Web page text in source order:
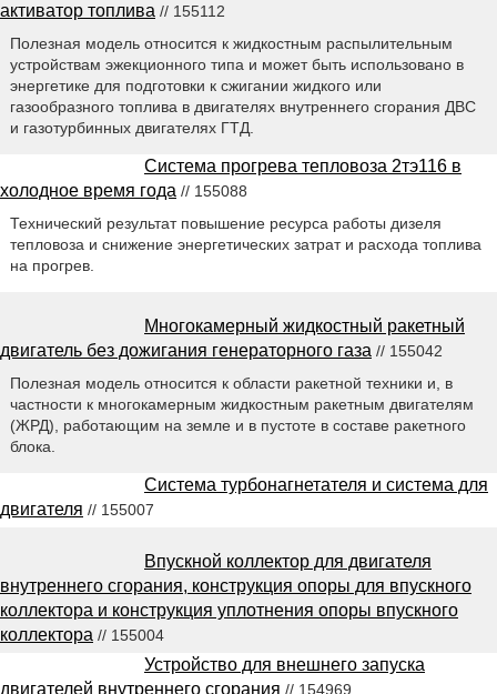
активатор топлива // 155112
Полезная модель относится к жидкостным распылительным
устройствам эжекционного типа и может быть использовано в
энергетике для подготовки к сжигании жидкого или
газообразного топлива в двигателях внутреннего сгорания ДВС
и газотурбинных двигателях ГТД.
Система прогрева тепловоза 2тэ116 в
холодное время года // 155088
Технический результат повышение ресурса работы дизеля
тепловоза и снижение энергетических затрат и расхода топлива
на прогрев.
Многокамерный жидкостный ракетный
двигатель без дожигания генераторного газа // 155042
Полезная модель относится к области ракетной техники и, в
частности к многокамерным жидкостным ракетным двигателям
(ЖРД), работающим на земле и в пустоте в составе ракетного
блока.
Система турбонагнетателя и система для
двигателя // 155007
Впускной коллектор для двигателя
внутреннего сгорания, конструкция опоры для впускного
коллектора и конструкция уплотнения опоры впускного
коллектора // 155004
Устройство для внешнего запуска
двигателей внутреннего сгорания // 154969